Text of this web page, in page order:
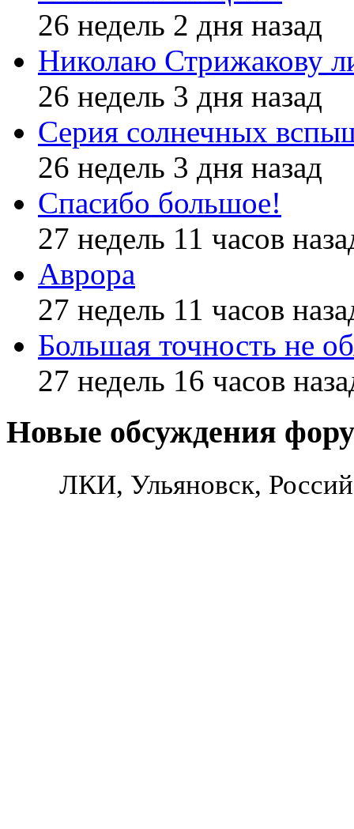
26 недель 2 дня назад
Николаю Стрижакову
26 недель 3 дня назад
Серия солнечных
26 недель 3 дня назад
Спасибо большое!
27 недель 11 часов
Аврора
27 недель 11 часов
Большая точность не
27 недель 16 часов
Новые обсуждения
ЛКИ, Ульяновск,